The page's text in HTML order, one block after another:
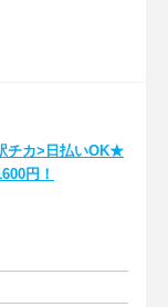
チカ>日払いOK★
円！